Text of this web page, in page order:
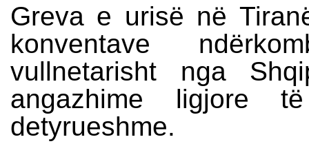
Greva e urisë në
konventave
vullnetarisht nga
angazhime ligjore
detyrueshme.